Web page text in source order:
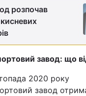
розпочав
завод: що
2020 року
завод